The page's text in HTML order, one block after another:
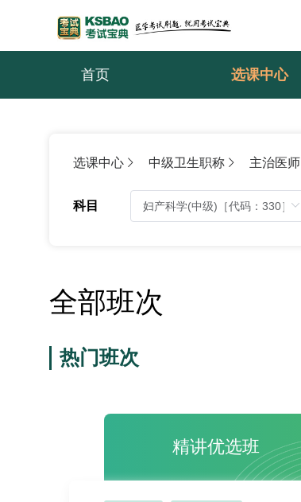
首页 选课中心
选课中心 中级卫生职称 主治医师
科目
全部班次
热门班次
精讲优选班